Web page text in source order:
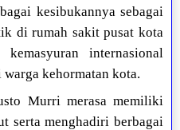
kesibukannya sebagai
di rumah sakit pusat kota
internasional
kehormatan kota.
Murri merasa memiliki
serta menghadiri berbagai